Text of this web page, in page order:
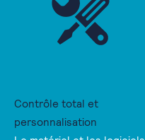
Contrôle total et
personnalisation